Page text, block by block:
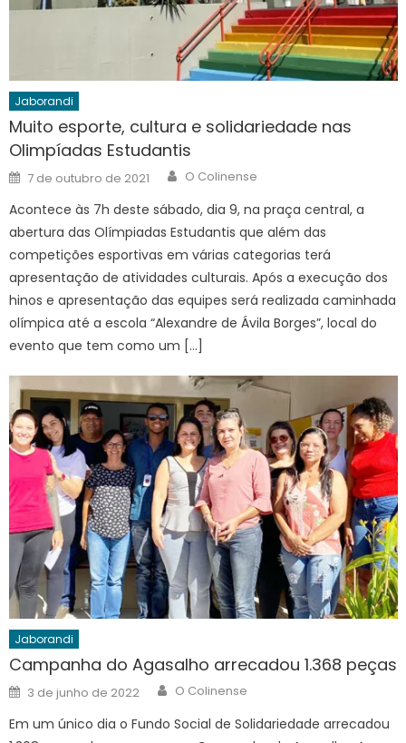
Jaborandi
Muito esporte, cultura e solidariedade nas
Olimpíadas Estudantis
Posted
on
7 de outubro de 2021 Author
O Colinense
Acontece às 7h deste sábado, dia 9, na praça central, a
abertura das Olímpiadas Estudantis que além das
competições esportivas em várias categorias terá
apresentação de atividades culturais. Após a execução dos
hinos e apresentação das equipes será realizada caminhada
olímpica até a escola “Alexandre de Ávila Borges”, local do
evento que tem como um […]
Jaborandi
Campanha do Agasalho arrecadou 1.368 peças
Posted
on
3 de junho de 2022 Author
O Colinense
Em um único dia o Fundo Social de Solidariedade arrecadou